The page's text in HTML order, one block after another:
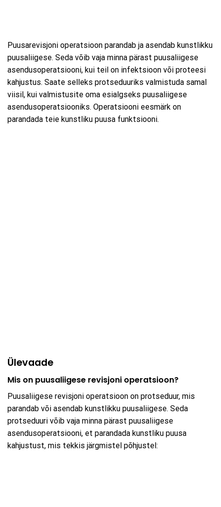
Puusarevisjoni operatsioon parandab ja asendab kunstlikku
puusaliigese. Seda võib vaja minna pärast puusaliigese
asendusoperatsiooni, kui teil on infektsioon või proteesi
kahjustus. Saate selleks protseduuriks valmistuda samal
viisil, kui valmistusite oma esialgseks puusaliigese
asendusoperatsiooniks. Operatsiooni eesmärk on
parandada teie kunstliku puusa funktsiooni.
Ülevaade
Mis on puusaliigese revisjoni operatsioon?
Puusaliigese revisjoni operatsioon on protseduur, mis
parandab või asendab kunstlikku puusaliigese. Seda
protseduuri võib vaja minna pärast puusaliigese
asendusoperatsiooni, et parandada kunstliku puusa
kahjustust, mis tekkis järgmistel põhjustel: